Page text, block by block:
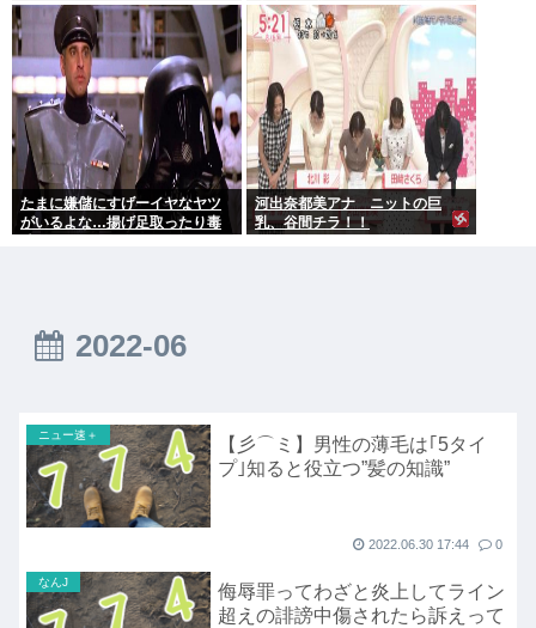
古来から我々のDNAに刻まれた
踊り
たまに嫌儲にすげーイヤなヤツ
がいるよな…揚げ足取ったり毒
河出奈都美アナ ニットの巨
乳、谷間チラ！！
2022-06
ニュー速＋
【彡⌒ミ】男性の薄毛は｢5タイ
プ｣知ると役立つ”髪の知識”
2022.06.30 17:44 0
なんJ
侮辱罪ってわざと炎上してライン
超えの誹謗中傷されたら訴えって